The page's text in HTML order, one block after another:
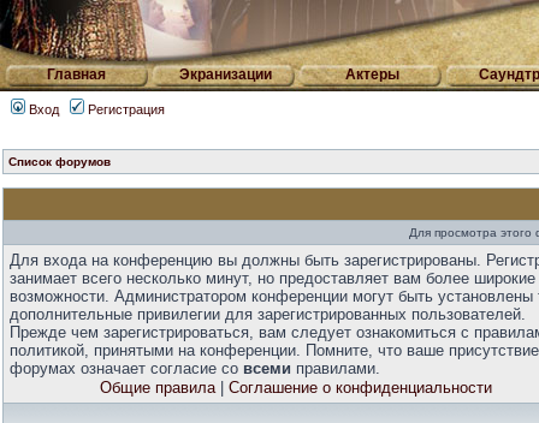
Главная Экранизации Актеры
Вход Регистрация
Список форумов
Для просмотра
Для входа на конференцию вы должны быть зарегистрированы.
занимает всего несколько минут, но предоставляет вам более широкие
возможности. Администратором конференции могут быть установлены
дополнительные привилегии для зарегистрированных пользователей.
Прежде чем зарегистрироваться, вам следует ознакомиться с
политикой, принятыми на конференции. Помните, что ваше
форумах означает согласие со всеми правилами.
Общие правила| Соглашение о конфиденциальности